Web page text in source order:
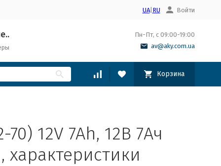
UA| RU Войти
Пн-Пт, с 09:00-19:00
av@aky.com.ua
Корзина
70) 12V 7Ah, 12В 7Ач